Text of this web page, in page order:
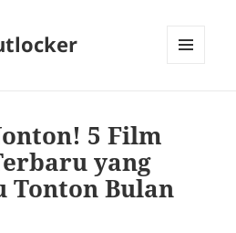
5 Film
yang
Tonton Bulan